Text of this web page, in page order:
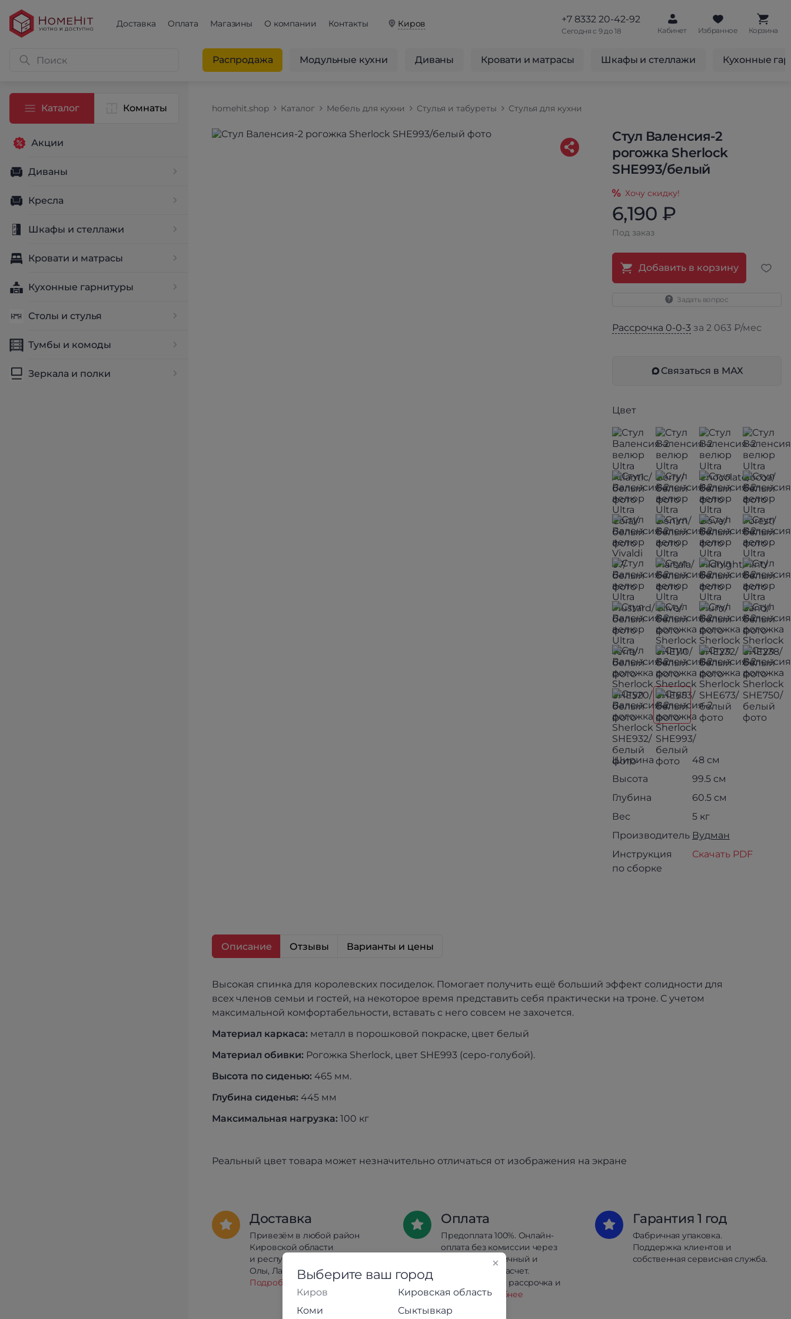
Доставка Оплата Магазины О компании Контакты Киров +7 8332 20-42-92
Сегодня с 9 до 18 Кабинет Избранное Корзина
Распродажа Модульные кухни Диваны Кровати и матрасы Шкафы и стеллажи Кухонные
Каталог Комнаты
Акции
Диваны
Кресла
Шкафы и стеллажи
Кровати и матрасы
Кухонные гарнитуры
Столы и стулья
Тумбы и комоды
Зеркала и полки
homehit.shop Каталог Мебель для кухни Стулья и табуреты Стулья для кухни
Стул Валенсия-2
рогожка Sherlock
SHE993/белый
Хочу скидку!
6,190 ₽
Под заказ
Добавить в корзину
Задать вопрос
Рассрочка 0-0-3 за 2 063 ₽/мес
Связаться в МАХ
Цвет
Ширина
48 см
Высота
99.5 см
Глубина
60.5 см
Вес
5 кг
Производитель Вудман
Инструкция
по сборке
Скачать PDF
Описание Отзывы Варианты и цены
Высокая спинка для королевских посиделок. Помогает получить ещё больший эффект солидности для
всех членов семьи и гостей, на некоторое время представить себя практически на троне. С учетом
максимальной комфортабельности, вставать с него совсем не захочется.
Материал каркаса: металл в порошковой покраске, цвет белый
Материал обивки: Рогожка Sherlock, цвет SHE993 (серо-голубой).
Высота по сиденью: 465 мм.
Глубина сиденья: 445 мм
Максимальная нагрузка: 100 кг
Реальный цвет товара может незначительно отличаться от изображения на экране
Доставка
Привезём в любой район
Кировской области
и республики Коми, Йошкар-
Олы, Лабытнанги и Салехарда.
Подробнее
Оплата
Предоплата 100%. Онлайн-
оплата без комиссии через
Сбербанк. Наличный и
безналичный расчет.
Беспроцентная рассрочка и
кредит.Подробнее
Гарантия 1 год
Фабричная упаковка.
Поддержка клиентов и
собственная сервисная служба.
Выберите ваш город
Киров
Кировская область
Коми
Сыктывкар